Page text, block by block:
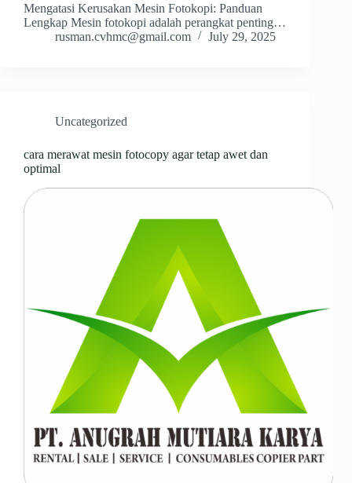
Mengatasi Kerusakan Mesin Fotokopi: Panduan
Lengkap Mesin fotokopi adalah perangkat penting…
rusman.cvhmc@gmail.com
July 29, 2025
Uncategorized
cara merawat mesin fotocopy agar tetap awet dan
optimal